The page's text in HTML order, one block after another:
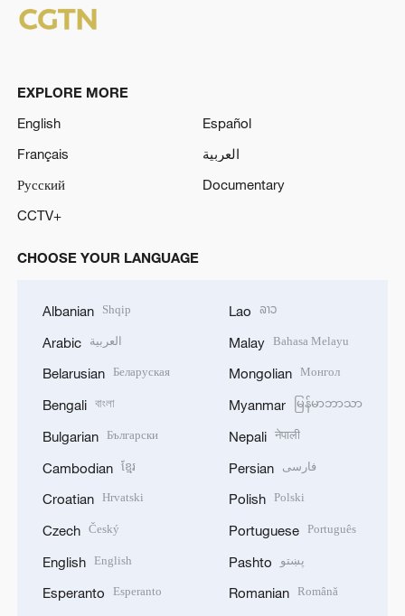
EXPLORE MORE
English
Español
Français
العربية
Русский
Documentary
CCTV+
CHOOSE YOUR LANGUAGE
Albanian Shqip
Arabic العربية
Belarusian Беларуская
Bengali বাংলা
Bulgarian Български
Cambodian ខ្មែរ
Croatian Hrvatski
Czech Český
English English
Esperanto Esperanto
Lao ລາວ
Malay Bahasa Melayu
Mongolian Монгол
Myanmar မြန်မာဘာသာ
Nepali नेपाली
Persian فارسی
Polish Polski
Portuguese Português
Pashto پښتو
Romanian Română